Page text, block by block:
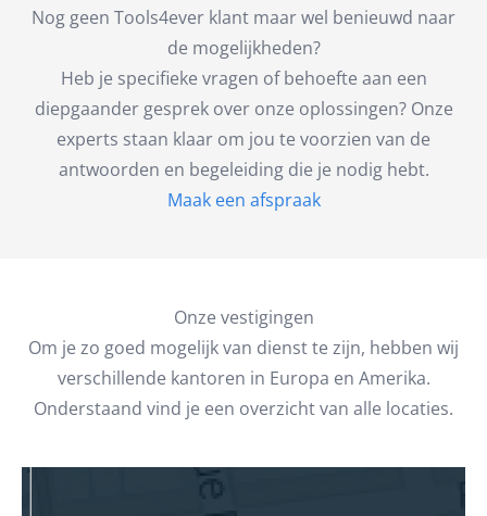
Nog geen Tools4ever klant maar wel benieuwd naar
de mogelijkheden?
Heb je specifieke vragen of behoefte aan een
diepgaander gesprek over onze oplossingen? Onze
experts staan klaar om jou te voorzien van de
antwoorden en begeleiding die je nodig hebt.
Maak een afspraak
Onze vestigingen
Om je zo goed mogelijk van dienst te zijn, hebben wij
verschillende kantoren in Europa en Amerika.
Onderstaand vind je een overzicht van alle locaties.